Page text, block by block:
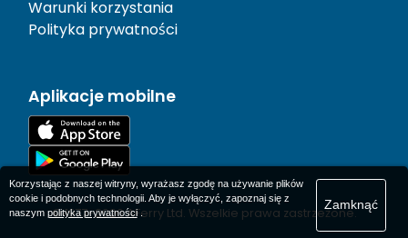
Warunki korzystania
Polityka prywatności
Aplikacje mobilne
© 1977-2026AFerry Ltd. Wszelkie prawa zastrzeżone.
Korzystając z naszej witryny, wyrażasz zgodę na używanie plików
cookie i podobnych technologii. Aby je wyłączyć, zapoznaj się z
naszym polityka prywatności.
Zamknąć